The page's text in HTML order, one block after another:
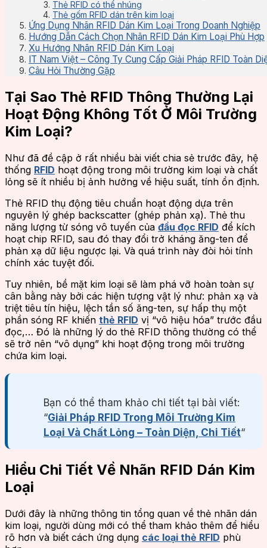
Thẻ RFID có thể nhúng
Thẻ gốm RFID dán trên kim loại
Ứng Dụng Nhãn RFID Dán Kim Loại Trong Doanh Nghiệp
Hướng Dẫn Cách Chọn Nhãn RFID Dán Kim Loại Phù Hợp
Xu Hướng Nhãn RFID Dán Kim Loại
IT Nam Việt – Công Ty Cung Cấp Giải Pháp RFID Toàn
Câu Hỏi Thường Gặp
Tại Sao Thẻ RFID Thông Thường Lại
Hoạt Động Không Tốt Ở Môi Trường
Kim Loại?
Như đã đề cập ở rất nhiều bài viết chia sẻ trước đây, hệ
thống RFID hoạt động trong môi trường kim loại và chất
lỏng sẽ ít nhiều bị ảnh hưởng về hiệu suất, tính ổn định.
Thẻ RFID thụ động tiêu chuẩn hoạt động dựa trên
nguyên lý ghép backscatter (ghép phản xạ). Thẻ thu
năng lượng từ sóng vô tuyến của đầu đọc RFID để kích
hoạt chip RFID, sau đó thay đổi trở kháng ăng-ten để
phản xạ dữ liệu ngược lại. Và quá trình này đòi hỏi tính
chính xác tuyệt đối.
Tuy nhiên, bề mặt kim loại sẽ làm phá vỡ hoàn toàn sự
cân bằng này bởi các hiện tượng vật lý như: phản xạ và
triệt tiêu tín hiệu, lệch tần số ăng-ten, sự hấp thụ một
phần sóng RF khiến thẻ RFID vị “vô hiệu hóa” trước đầu
đọc,… Đó là những lý do thẻ RFID thông thường có thể
sẽ trở nên “vô dụng” khi hoạt động trong môi trường
chứa kim loại.
Bạn có thể tham khảo chi tiết tại bài viết:
“Giải Pháp RFID Trong Môi Trường Kim
Loại Và Chất Lỏng – Toàn Diện, Chi Tiết“
Hiểu Chi Tiết Về Nhãn RFID Dán Kim
Loại
Dưới đây là những thông tin tổng quan về thẻ nhãn dán
kim loại, người dùng mới có thể tham khảo thêm để hiểu
rõ hơn và biết cách ứng dụng các loại thẻ RFID phù